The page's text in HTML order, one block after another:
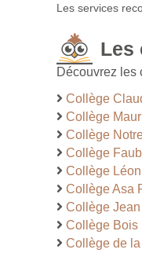
Les services
Les
Découvrez les
Collège
Collège
Collège
Collège
Collège
Collège Asa
Collège
Collège Bois
Collège de